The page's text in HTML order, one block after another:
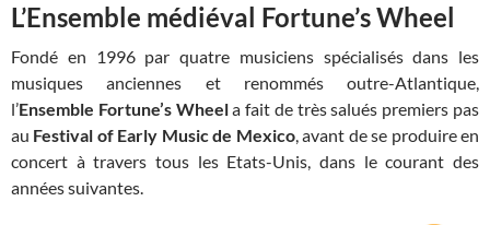
L’Ensemble médiéval Fortune’s Wheel
Fondé en 1996 par quatre musiciens spécialisés dans les
musiques anciennes et renommés outre-Atlantique,
l’Ensemble Fortune’s Wheela fait de très salués premiers pas
au Festival of Early Music de Mexico, avant de se produire en
concert à travers tous les Etats-Unis, dans le courant des
années suivantes.